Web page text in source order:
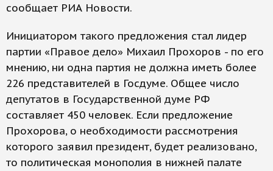
сообщает РИА Новости.
Инициатором такого предложения стал лидер
партии «Правое дело» Михаил Прохоров - по его
мнению, ни одна партия не должна иметь более
226 представителей в Госдуме. Общее число
депутатов в Государственной думе РФ
составляет 450 человек. Если предложение
Прохорова, о необходимости рассмотрения
которого заявил президент, будет реализовано,
то политическая монополия в нижней палате